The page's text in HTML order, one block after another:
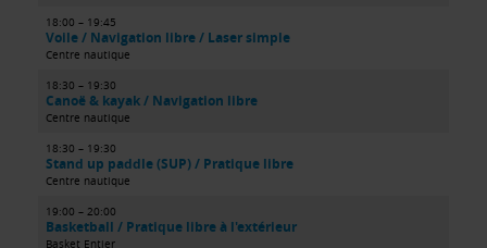
18:00 – 19:45
Voile / Navigation libre / Laser simple
Centre nautique
18:30 – 19:30
Canoë & kayak / Navigation libre
Centre nautique
18:30 – 19:30
Stand up paddle (SUP) / Pratique libre
Centre nautique
19:00 – 20:00
Basketball / Pratique libre à l'extérieur
Basket Entier